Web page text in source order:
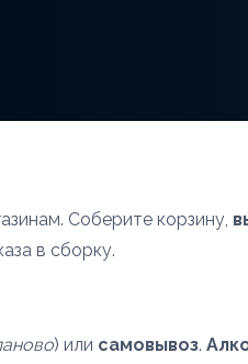
Соберите корзину,
в сборку.
) или самовывоз.